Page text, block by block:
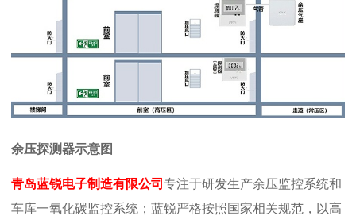
余压探测器示意图
青岛蓝锐电子制造有限公司 专注于研发生产余压监控系统和
车库一氧化碳监控系统；蓝锐严格按照国家相关规范，以高